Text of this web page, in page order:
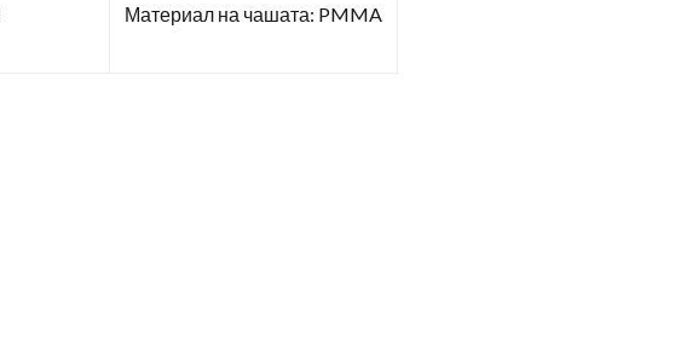
Материал на чашата: PMMA